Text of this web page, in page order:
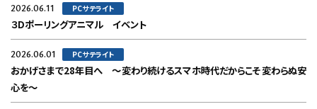
2026.06.11 PCサテライト
３Dポーリングアニマル イベント
2026.06.01 PCサテライト
おかげさまで28年目へ ～変わり続けるスマホ時代だからこそ変わらぬ安
心を～